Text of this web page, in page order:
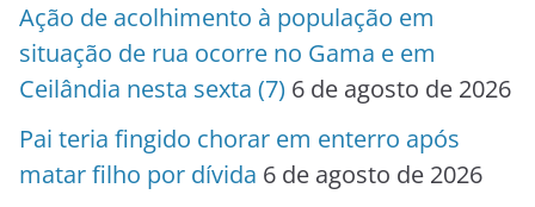
Ação de acolhimento à população em
situação de rua ocorre no Gama e em
Ceilândia nesta sexta (7) 6 de agosto de 2026
Pai teria fingido chorar em enterro após
matar filho por dívida 6 de agosto de 2026